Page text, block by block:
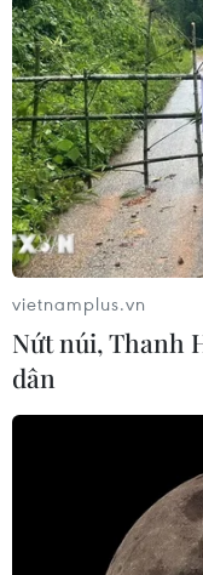
vietnamplus.vn
Nứt núi, Thanh
dân